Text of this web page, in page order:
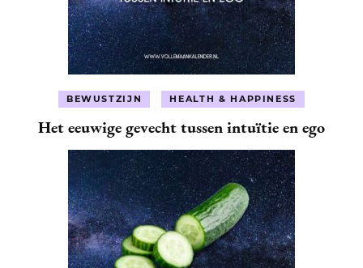
BEWUSTZIJN HEALTH & HAPPINESS
Het eeuwige gevecht tussen intuïtie en ego